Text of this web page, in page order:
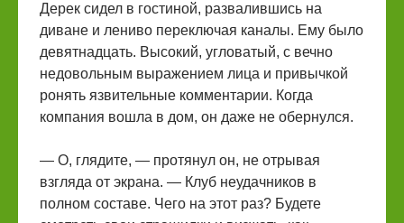
Дерек сидел в гостиной, развалившись на
диване и лениво переключая каналы. Ему было
девятнадцать. Высокий, угловатый, с вечно
недовольным выражением лица и привычкой
ронять язвительные комментарии. Когда
компания вошла в дом, он даже не обернулся.
— О, глядите, — протянул он, не отрывая
взгляда от экрана. — Клуб неудачников в
полном составе. Чего на этот раз? Будете